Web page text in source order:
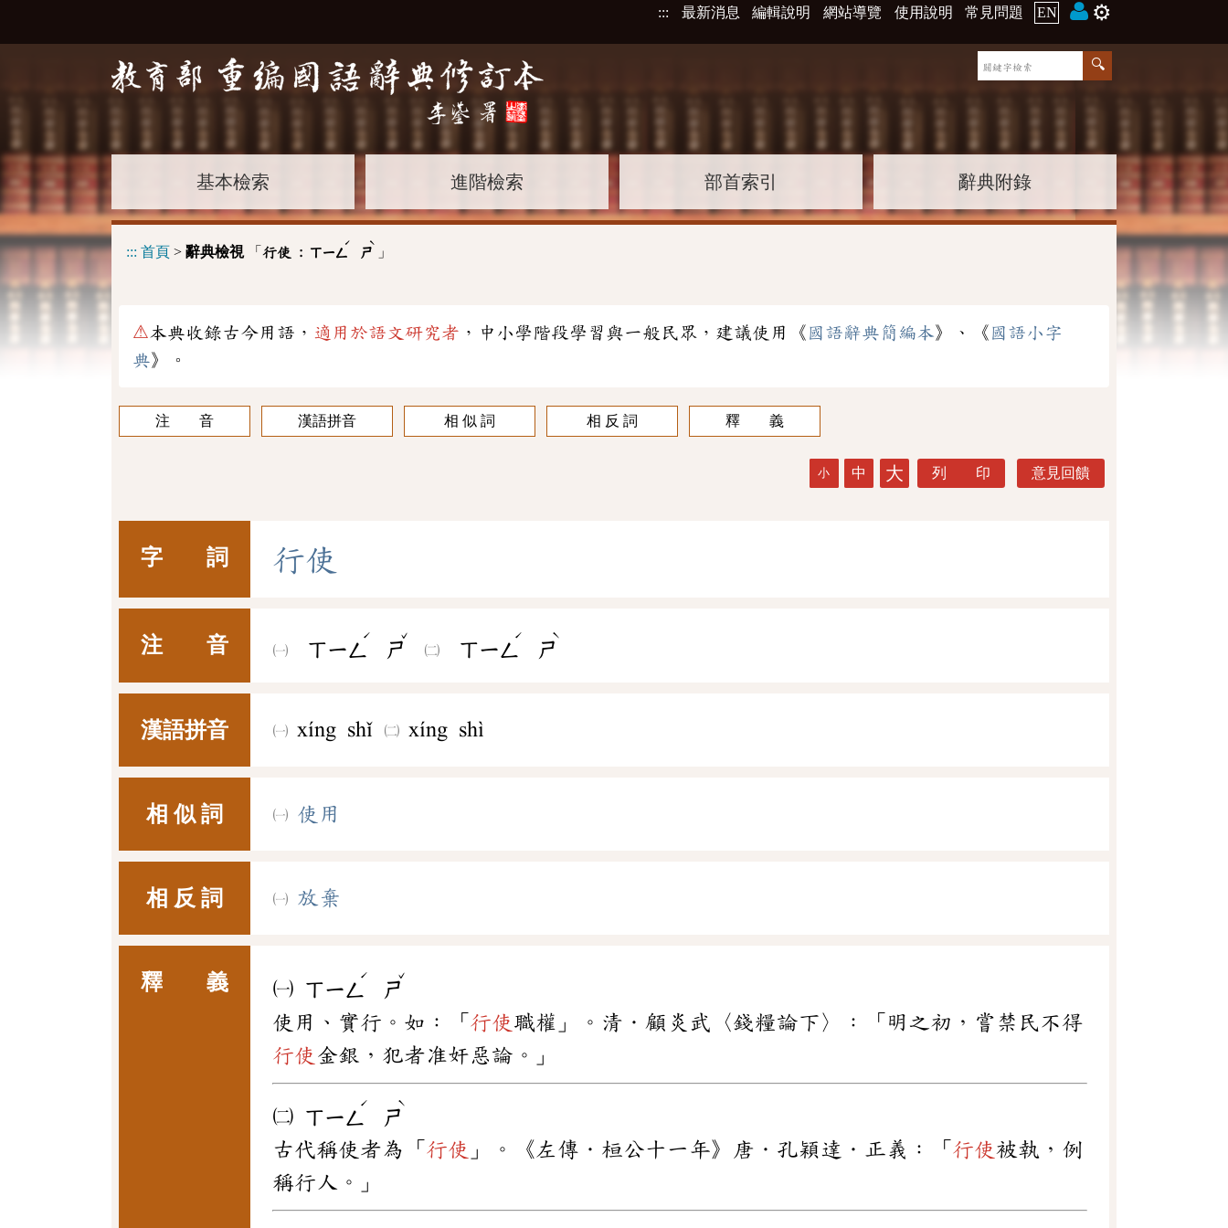
::: 最新消息 編輯說明 網站導覽 使用說明 常見問題 EN ⚙️
基本檢索 進階檢索 部首索引 辭典附錄
::: 首頁 > 辭典檢視「 行使 : ㄒㄧㄥ
ˊ
ㄕ
ˋ
」
⚠本典收錄古今用語， 適用於語文研究者 ，中小學階段學習與一般民眾，建議使用《 國語辭典簡編本》、《 國語小字
典》。
注 音 漢語拼音 相 似 詞 相 反 詞 釋 義
小 中 大 列 印 意見回饋
字 詞 行使
注 音 ㄒㄧㄥ
ˊ
ㄕ
ˇ
ㄒㄧㄥ
ˊ
ㄕ
ˋ
漢語拼音 xíng shǐ xíng shì
相 似 詞 使用
相 反 詞 放棄
釋 義 ㈠ ㄒㄧㄥ
ˊ
ㄕ
ˇ
使用、實行。如：「 行使 職權」。清．顧炎武〈錢糧論下〉：「明之初，嘗禁民不得
行使 金銀，犯者准奸惡論。」
㈡ ㄒㄧㄥ
ˊ
ㄕ
ˋ
古代稱使者為「 行使 」。《左傳．桓公十一年》唐．孔穎達．正義：「 行使被執，例
稱行人。」